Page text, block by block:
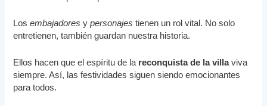
Losembajadores ypersonajes tienen un rol vital. No solo
entretienen, también guardan nuestra historia.
Ellos hacen que el espíritu de la reconquista de la villaviva
siempre. Así, las festividades siguen siendo emocionantes
para todos.